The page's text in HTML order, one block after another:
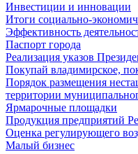
Инвестиции и инновации
Итоги социально-
Эффективность
Паспорт города
Реализация указов
Покупай владимирское,
Порядок размещения
территории
Ярмарочные площадки
Продукция предприятий
Оценка регулирующего
Малый бизнес